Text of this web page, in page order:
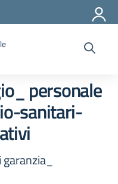
personale
sanitari-